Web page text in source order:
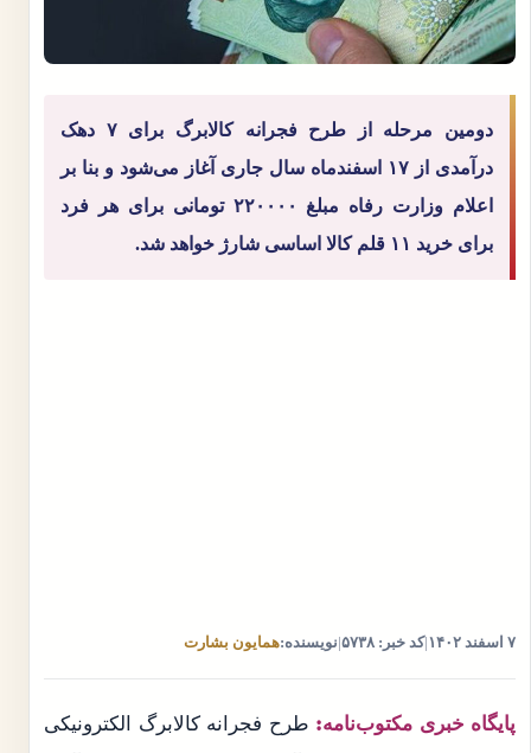
دومین مرحله از طرح فجرانه کالابرگ برای ۷ دهک
درآمدی از ۱۷ اسفندماه سال جاری آغاز می‌شود و بنا بر
اعلام وزارت رفاه مبلغ ۲۲۰۰۰۰ تومانی برای هر فرد
برای خرید ۱۱ قلم کالا اساسی شارژ خواهد شد.
۷ اسفند ۱۴۰۲ |کد خبر: ۵۷۳۸ نویسنده:همایون بشارت
پایگاه خبری مکتوب‌نامه: طرح فجرانه کالابرگ الکترونیکی